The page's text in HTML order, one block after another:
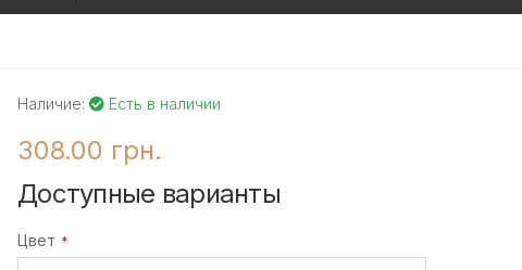
Наличие: Есть в наличии
308.00 грн.
Доступные варианты
Цвет